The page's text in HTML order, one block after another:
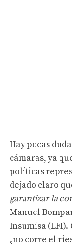
Hay pocas
cámaras, ya
políticas
dejado claro
garantizar la
Manuel
Insumisa
¿no corre el